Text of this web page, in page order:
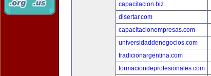
capacitacion.biz
disertar.com
capacitacionempresas.com
universidaddenegocios.com
tradicionargentina.com
formaciondeprofesionales.com